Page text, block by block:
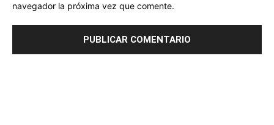
navegador la próxima vez que comente.